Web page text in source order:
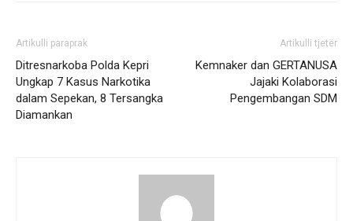
Artikulli paraprak
Ditresnarkoba Polda Kepri
Ungkap 7 Kasus Narkotika
dalam Sepekan, 8 Tersangka
Diamankan
Artikulli tjetër
Kemnaker dan GERTANUSA
Jajaki Kolaborasi
Pengembangan SDM